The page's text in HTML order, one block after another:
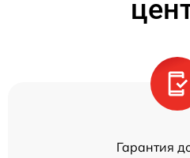
Гарантия